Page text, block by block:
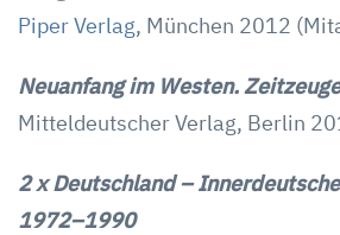
Piper Verlag, München 2012
Neuanfang im Westen.
Mitteldeutscher Verlag, Berlin
2 x Deutschland –
1972–1990